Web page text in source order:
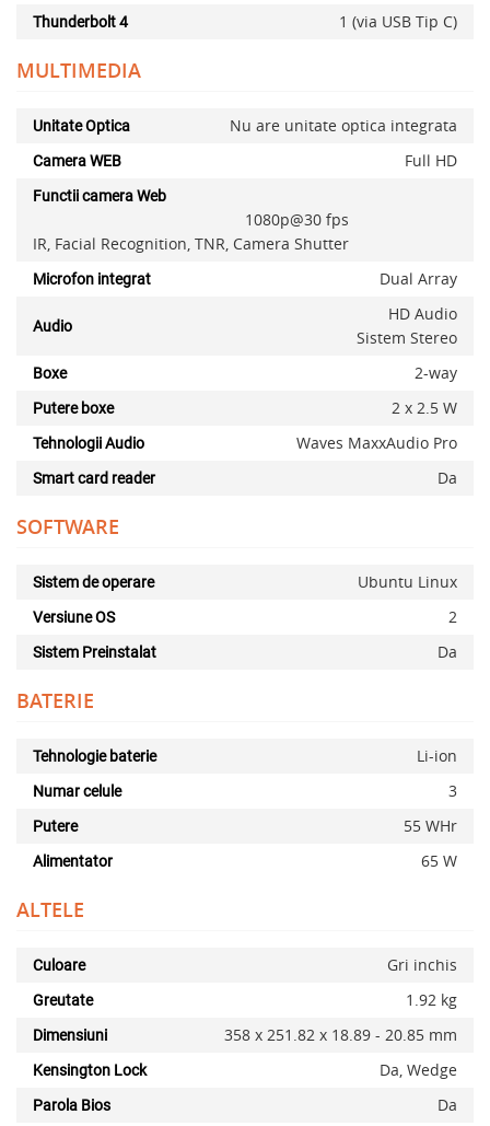
Thunderbolt 4 1 (via USB Tip C)
MULTIMEDIA
Unitate Optica Nu are unitate optica integrata
Camera WEB Full HD
Functii camera Web
1080p@30 fps
IR, Facial Recognition, TNR, Camera Shutter
Microfon integrat Dual Array
Audio
HD Audio
Sistem Stereo
Boxe 2-way
Putere boxe 2 x 2.5 W
Tehnologii Audio Waves MaxxAudio Pro
Smart card reader Da
SOFTWARE
Sistem de operare Ubuntu Linux
Versiune OS 2
Sistem Preinstalat Da
BATERIE
Tehnologie baterie Li-ion
Numar celule 3
Putere 55 WHr
Alimentator 65 W
ALTELE
Culoare Gri inchis
Greutate 1.92 kg
Dimensiuni 358 x 251.82 x 18.89 - 20.85 mm
Kensington Lock Da, Wedge
Parola Bios Da